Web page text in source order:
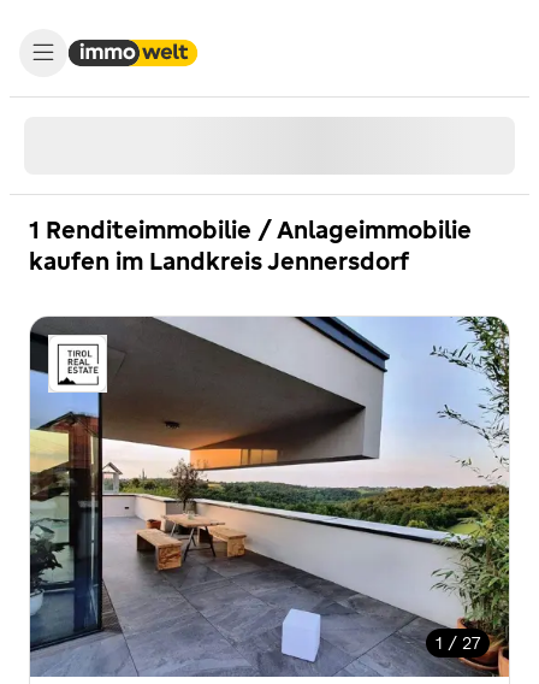
1 Renditeimmobilie / Anlageimmobilie
kaufen im Landkreis Jennersdorf
1 / 27